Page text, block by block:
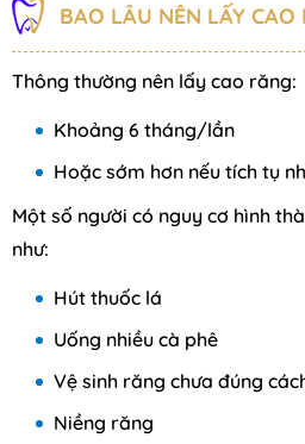
BAO LÂU NÊN LẤY
Thông thường nên lấy cao răng:
Khoảng 6 tháng/lần
Hoặc sớm hơn nếu tích tụ
Một số người có nguy cơ hình
như:
Hút thuốc lá
Uống nhiều cà phê
Vệ sinh răng chưa đúng
Niềng răng